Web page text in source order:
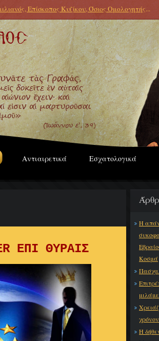
Επίσκοπος Κυζίκου, Όσιος Ομολογητής...
Αντιαιρετικά Εσχατολογικά
Η
Κοσμά
Η
ΕΠΙ ΘΥΡΑΙΣ